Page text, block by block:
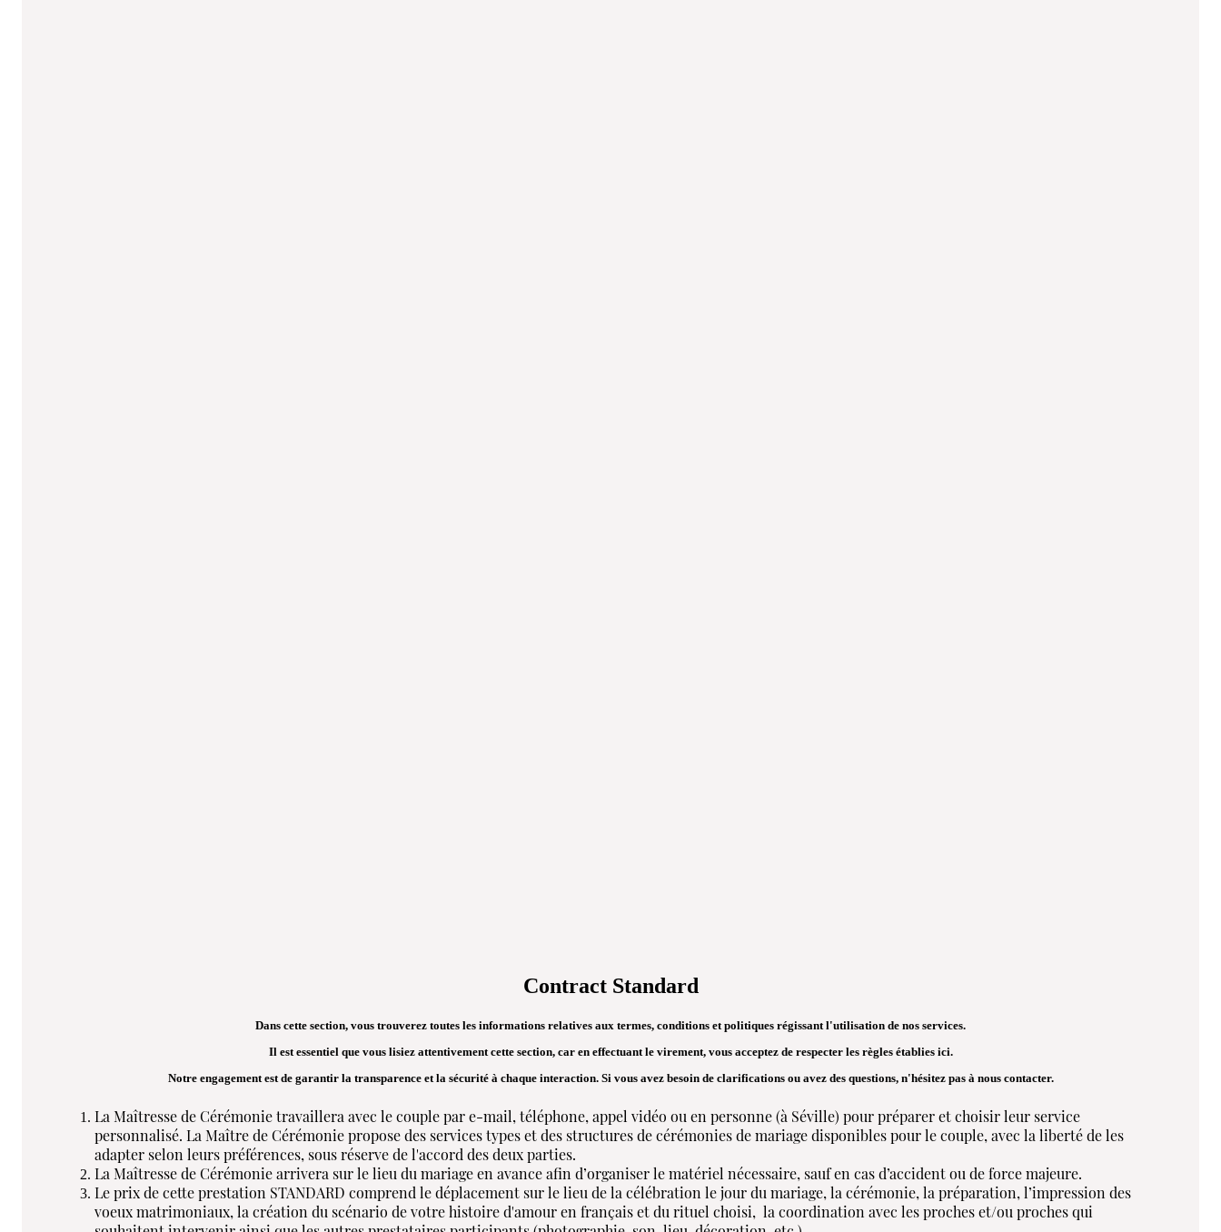
Contract Standard
Dans cette section, vous trouverez toutes les informations relatives aux termes, conditions et politiques régissant l'utilisation de nos services.
Il est essentiel que vous lisiez attentivement cette section, car en effectuant le virement, vous acceptez de respecter les règles établies ici.
Notre engagement est de garantir la transparence et la sécurité à chaque interaction. Si vous avez besoin de clarifications ou avez des questions, n'hésitez pas à nous contacter.
La Maîtresse de Cérémonie travaillera avec le couple par e-mail, téléphone, appel vidéo ou en personne (à Séville) pour préparer et choisir leur service
personnalisé. La Maître de Cérémonie propose des services types et des structures de cérémonies de mariage disponibles pour le couple, avec la liberté de les
adapter selon leurs préférences, sous réserve de l'accord des deux parties.
La Maîtresse de Cérémonie arrivera sur le lieu du mariage en avance afin d’organiser le matériel nécessaire, sauf en cas d’accident ou de force majeure.
Le prix de cette prestation STANDARD comprend le déplacement sur le lieu de la célébration le jour du mariage, la cérémonie, la préparation, l’impression des
voeux matrimoniaux, la création du scénario de votre histoire d'amour en français et du rituel choisi, la coordination avec les proches et/ou proches qui